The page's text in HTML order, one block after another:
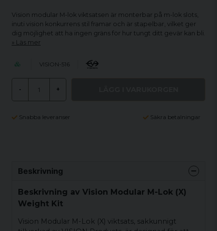
Vision modular M-lok viktsatsen är monterbar på m-lok slots,
inuti vision konkurrens stil framar och är stapelbar, vilket ger
dig möjlighet att ha ingen gräns för hur tungt ditt gevär kan bli.
Läs mer
VISION-516
- +
Snabba leveranser Säkra betalningar
Beskrivning
Beskrivning av Vision Modular M-Lok (X)
Weight Kit
Vision Modular M-Lok (X) viktsats, sakkunnigt